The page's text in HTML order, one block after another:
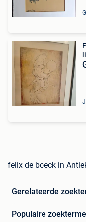
felix de boeck in
Gerelateerde
Populaire